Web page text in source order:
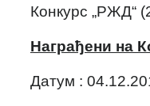
Конкурс „РЖД“
Награђени на
Датум :